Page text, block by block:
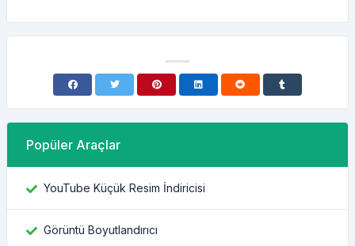
Popüler Araçlar
YouTube Küçük Resim İndiricisi
Görüntü Boyutlandırıcı